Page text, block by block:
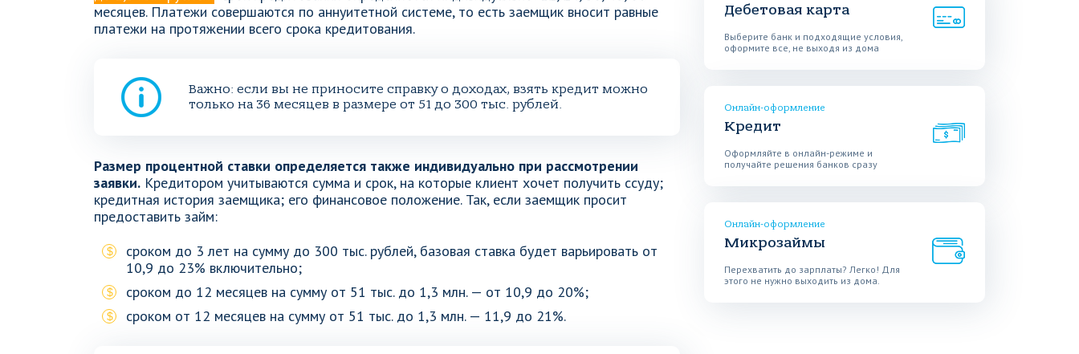
месяцев. Платежи совершаются по аннуитетной системе, то есть заемщик вносит равные
платежи на протяжении всего срока кредитования.
Важно: если вы не приносите справку о доходах, взять кредит можно
только на 36 месяцев в размере от 51 до 300 тыс. рублей.
Размер процентной ставки определяется также индивидуально при рассмотрении
заявки. Кредитором учитываются сумма и срок, на которые клиент хочет получить ссуду;
кредитная история заемщика; его финансовое положение. Так, если заемщик просит
предоставить займ:
сроком до 3 лет на сумму до 300 тыс. рублей, базовая ставка будет варьировать от
10,9 до 23% включительно;
сроком до 12 месяцев на сумму от 51 тыс. до 1,3 млн. — от 10,9 до 20%;
сроком от 12 месяцев на сумму от 51 тыс. до 1,3 млн. — 11,9 до 21%.
Дебетовая карта
Выберите банк и подходящие условия,
оформите все, не выходя из дома
Онлайн-оформление
Кредит
Оформляйте в онлайн-режиме и
получайте решения банков сразу
Онлайн-оформление
Микрозаймы
Перехватить до зарплаты? Легко! Для
этого не нужно выходить из дома.